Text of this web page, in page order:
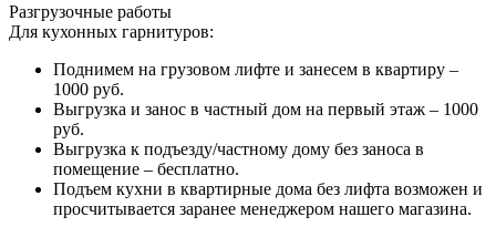
Разгрузочные работы
Для кухонных гарнитуров:
Поднимем на грузовом лифте и занесем в квартиру –
1000 руб.
Выгрузка и занос в частный дом на первый этаж – 1000
руб.
Выгрузка к подъезду/частному дому без заноса в
помещение – бесплатно.
Подъем кухни в квартирные дома без лифта возможен и
просчитывается заранее менеджером нашего магазина.